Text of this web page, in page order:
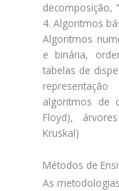
decomposição,
4. Algoritmos
Algoritmos
e binária,
tabelas de
algoritmos de
Floyd),
Kruskal)
Métodos de
As